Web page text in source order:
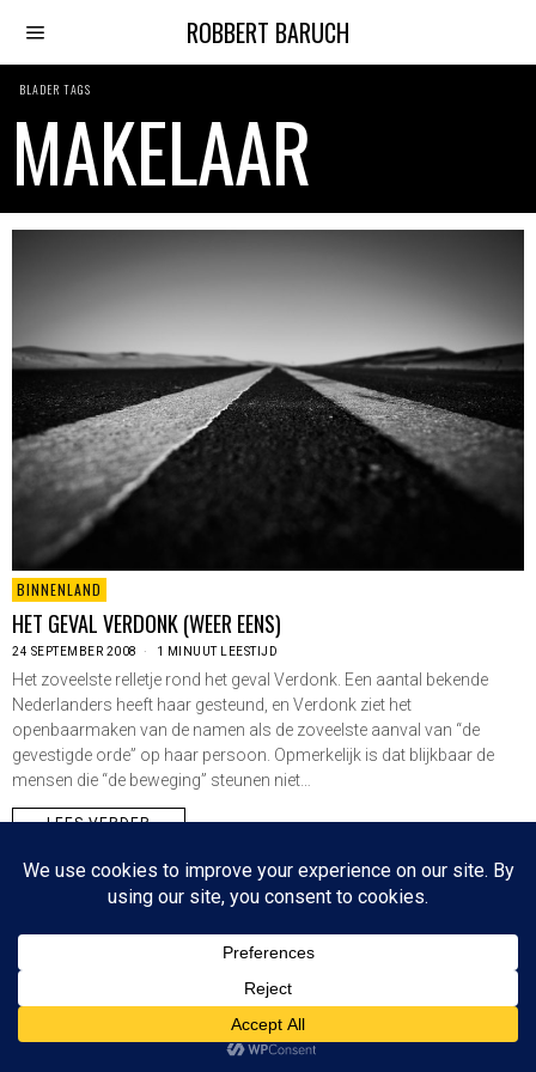
ROBBERT BARUCH
BLADER TAGS
MAKELAAR
BINNENLAND
HET GEVAL VERDONK (WEER EENS)
24 SEPTEMBER 2008 1 MINUUT LEESTIJD
Het zoveelste relletje rond het geval Verdonk. Een aantal bekende
Nederlanders heeft haar gesteund, en Verdonk ziet het
openbaarmaken van de namen als de zoveelste aanval van “de
gevestigde orde” op haar persoon. Opmerkelijk is dat blijkbaar de
mensen die “de beweging” steunen niet…
LEES VERDER
Since 2003 © All Rights Reserved | Foto's Robbert Baruch tenzij anders vermeld
NIEUWSBRIEF CONTACT
BOVEN